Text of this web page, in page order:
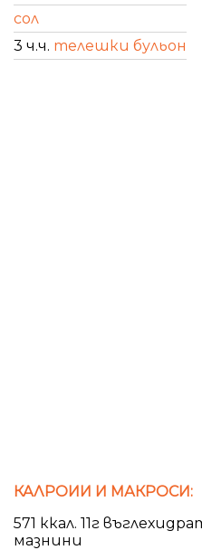
сол
3 ч.ч. телешки бульон
КАЛРОИИ И МАКРОСИ:
571 ккал. 11г
мазнини